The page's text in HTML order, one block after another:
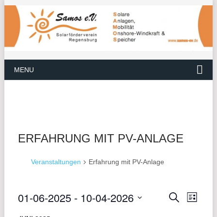
MENU
ERFAHRUNG MIT PV-ANLAGE
Veranstaltungen Erfahrung mit PV-Anlage
Suche
Liste
01-06-2025 - 10-04-2026